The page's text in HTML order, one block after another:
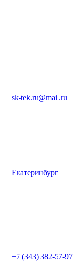
sk-tek.ru@mail.ru
Екатеринбург,
+7 (343) 382-57-97